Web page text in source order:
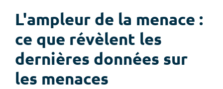
L'ampleur de la menace :
ce que révèlent les
dernières données sur
les menaces